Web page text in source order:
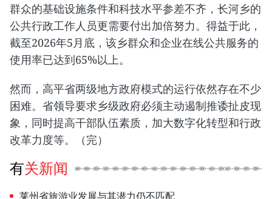
群众的基础设施条件和科技水平参差不齐，长河乡的
公共行政工作人员更需要付出加倍努力。得益于此，
截至2026年5月底，该乡群众和企业在线公共服务的
使用率已达到65%以上。
然而，高平省两级地方政府模式的运行依然存在不少
困难。省领导要求乡级政府必须主动遏制推诿扯皮现
象，同时提高干部队伍素质，加大数字化转型和行政
改革力度等。（完）
有关新闻
莱州省旅游业发展与其潜力仍不匹配